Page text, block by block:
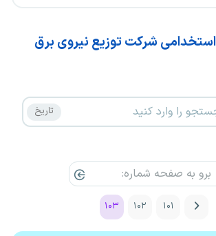
استخدامی شرکت توزیع نیروی برق
۱۰۱ ۱۰۲ ۱۰۳